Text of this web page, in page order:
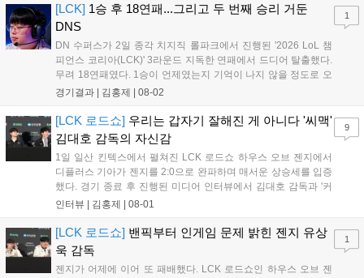
[LCK] 1승 후 18연패...그리고 두 번째 승리 거둔
DNS
DN 수퍼스가 2일 종각 치지직 롤파크에서 진행된 '2026 LoL 챔
피언스 코리아(LCK)' 3라운드 지독한 연패에서 드디어 탈출했다.
무려 18연패였다. 1승이 언제였는지 기억이 나지 않을 정도로 오
래전이 맛봤던 승리의 달콤함을 3라운드 시작 후 두 번째 경기만
기록했고, DNS는 미드 전...
경기결과 | 김홍제 | 08-02
1
[LCK 로드쇼] 우리는 갑자기 잘해진 게 아니다 '씨맥'
김대호 감독의 자신감
1일 일산 킨텍스에서 펼쳐진 LCK 로드쇼 하우스 오브 젠지에서
디플러스 기아가 젠지를 2:0으로 완파하며 매서운 상승세를 입증
했다. 경기 종료 후 진행된 미디어 인터뷰에서 김대호 감독과 '커
리어' 오형석은 승리 소감과 함께 최근 눈부신 경기력 향상의 비
우스 오브 젠지에서 2:0으로 승리한...
인터뷰 | 김홍제 | 08-01
9
[LCK 로드쇼] 밴픽부터 인게임 문제 밝힌 젠지 유상
욱 감독
젠지가 어제에 이어 또 패배했다. LCK 로드쇼인 하우스 오브 젠
1